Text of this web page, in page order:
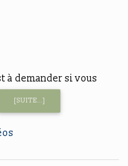
à demander si vous
[SUITE...]